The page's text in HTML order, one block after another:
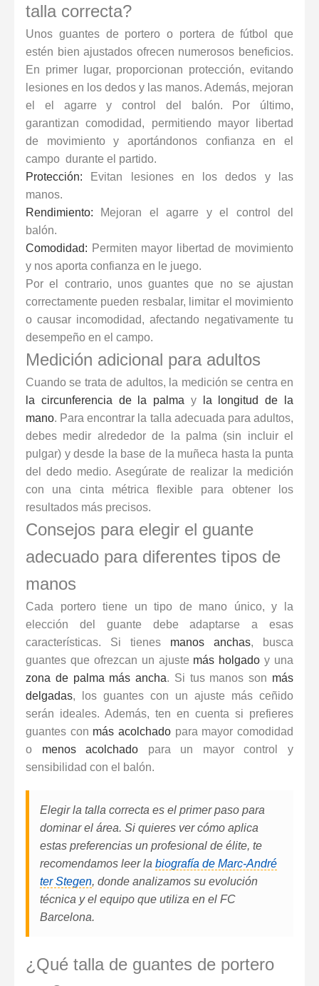
talla correcta?
Unos guantes de portero o portera de fútbol que
estén bien ajustados ofrecen numerosos beneficios.
En primer lugar, proporcionan protección, evitando
lesiones en los dedos y las manos. Además, mejoran
el el agarre y control del balón. Por último,
garantizan comodidad, permitiendo mayor libertad
de movimiento y aportándonos confianza en el
campo durante el partido.
Protección: Evitan lesiones en los dedos y las
manos.
Rendimiento: Mejoran el agarre y el control del
balón.
Comodidad: Permiten mayor libertad de movimiento
y nos aporta confianza en le juego.
Por el contrario, unos guantes que no se ajustan
correctamente pueden resbalar, limitar el movimiento
o causar incomodidad, afectando negativamente tu
desempeño en el campo.
Medición adicional para adultos
Cuando se trata de adultos, la medición se centra en
la circunferencia de la palma y
la longitud de la
mano. Para encontrar la talla adecuada para adultos,
debes medir alrededor de la palma (sin incluir el
pulgar) y desde la base de la muñeca hasta la punta
del dedo medio. Asegúrate de realizar la medición
con una cinta métrica flexible para obtener los
resultados más precisos.
Consejos para elegir el guante
adecuado para diferentes tipos de
manos
Cada portero tiene un tipo de mano único, y la
elección del guante debe adaptarse a esas
características. Si tienes manos anchas, busca
guantes que ofrezcan un ajuste más holgado y una
zona de palma más ancha. Si tus manos son más
delgadas, los guantes con un ajuste más ceñido
serán ideales. Además, ten en cuenta si prefieres
guantes con más acolchado para mayor comodidad
o menos acolchado para un mayor control y
sensibilidad con el balón.
Elegir la talla correcta es el primer paso para
dominar el área. Si quieres ver cómo aplica
estas preferencias un profesional de élite, te
recomendamos leer la biografía de Marc-André
ter Stegen, donde analizamos su evolución
técnica y el equipo que utiliza en el FC
Barcelona.
¿Qué talla de guantes de portero